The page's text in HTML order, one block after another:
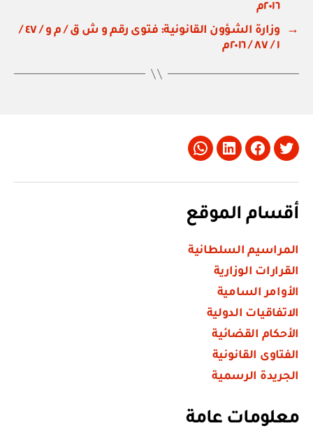
٢٠١٦م
→
وزارة الشؤون القانونية: فتوى رقم و ش ق / م و / ٤٧ /
١ / ٨٧ / ٢٠١٦م
Twitter
Facebook
LinkedIn
Whatsapp
أقسام الموقع
المراسيم السلطانية
القرارات الوزارية
الأوامر السامية
الاتفاقيات الدولية
الأحكام القضائية
الفتاوى القانونية
الجريدة الرسمية
معلومات عامة